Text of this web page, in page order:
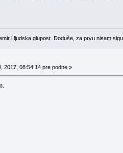
i ljudska glupost. Doduše, za prvu nisam
2017, 08:54:14 pre podne »